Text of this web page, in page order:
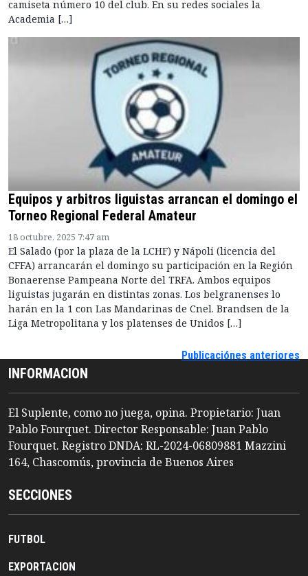
camiseta número 10 del club. En su redes sociales la
Academia […]
Equipos y arbitros liguistas arrancan el domingo el
Torneo Regional Federal Amateur
18 octubre, 2025 7:47 am
El Salado (por la plaza de la LCHF) y Nápoli (licencia del
CFFA) arrancarán el domingo su participación en la Región
Bonaerense Pampeana Norte del TRFA. Ambos equipos
liguistas jugarán en distintas zonas. Los belgranenses lo
harán en la 1 con Las Mandarinas de Cnel. Brandsen de la
Liga Metropolitana y los platenses de Unidos […]
Publicaciónes anteriores
INFORMACION
El Suplente, como no juega, opina. Propietario: Juan
Pablo Fourquet. Director Responsable: Juan Pablo
Fourquet. Registro DNDA: RL-2024-06809881 Mazzini
164, Chascomús, provincia de Buenos Aires
SECCIONES
FUTBOL
EXPORTACION